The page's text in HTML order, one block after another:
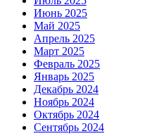
Июнь 2025
Май 2025
Апрель 2025
Март 2025
Февраль 2025
Январь 2025
Декабрь 2024
Ноябрь 2024
Октябрь 2024
Сентябрь 2024